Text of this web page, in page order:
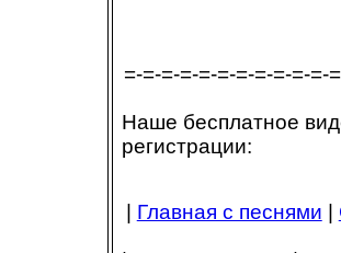
=-=-=-=-=-=-=-=-=-=-=-
Наше бесплатное
регистрации:
Главная с песнями